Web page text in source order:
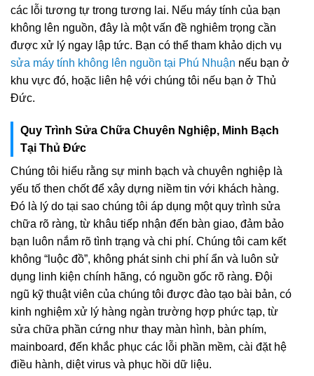
các lỗi tương tự trong tương lai. Nếu máy tính của bạn
không lên nguồn, đây là một vấn đề nghiêm trọng cần
được xử lý ngay lập tức. Bạn có thể tham khảo dịch vụ
sửa máy tính không lên nguồn tại Phú Nhuận nếu bạn ở
khu vực đó, hoặc liên hệ với chúng tôi nếu bạn ở Thủ
Đức.
Quy Trình Sửa Chữa Chuyên Nghiệp, Minh Bạch
Tại Thủ Đức
Chúng tôi hiểu rằng sự minh bạch và chuyên nghiệp là
yếu tố then chốt để xây dựng niềm tin với khách hàng.
Đó là lý do tại sao chúng tôi áp dụng một quy trình sửa
chữa rõ ràng, từ khâu tiếp nhận đến bàn giao, đảm bảo
bạn luôn nắm rõ tình trạng và chi phí. Chúng tôi cam kết
không “luộc đồ”, không phát sinh chi phí ẩn và luôn sử
dụng linh kiện chính hãng, có nguồn gốc rõ ràng. Đội
ngũ kỹ thuật viên của chúng tôi được đào tạo bài bản, có
kinh nghiệm xử lý hàng ngàn trường hợp phức tạp, từ
sửa chữa phần cứng như thay màn hình, bàn phím,
mainboard, đến khắc phục các lỗi phần mềm, cài đặt hệ
điều hành, diệt virus và phục hồi dữ liệu.